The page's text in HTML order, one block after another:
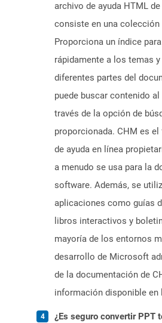
archivo de ayuda HTML
consiste en una colección
Proporciona un índice
rápidamente a los temas
diferentes partes del
puede buscar contenido
través de la opción de
proporcionada. CHM es
de ayuda en línea
a menudo se usa para la
software. Además, se
aplicaciones como guías
libros interactivos y
mayoría de los entornos
desarrollo de Microsoft
de la documentación de
información disponible en
¿Es seguro convertir PPT